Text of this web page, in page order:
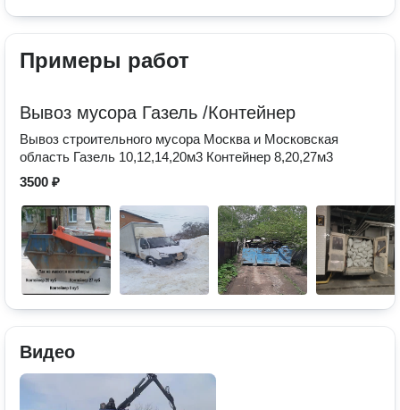
Примеры работ
Вывоз мусора Газель /Контейнер
Вывоз строительного мусора Москва и Московская
область Газель 10,12,14,20м3 Контейнер 8,20,27м3
3500 ₽
Видео